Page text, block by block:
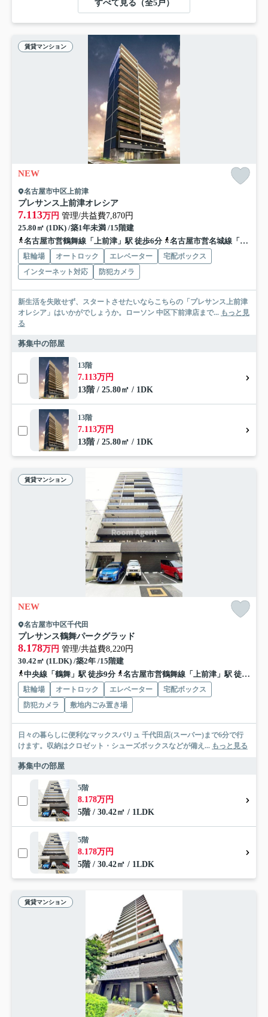
すべて見る（全5戸）
賃貸マンション
NEW
名古屋市中区上前津
プレサンス上前津オレシア
7.113万円 管理/共益費7,870円
25.80㎡ (1DK) /築1年未満 /15階建
名古屋市営鶴舞線「上前津」駅 徒歩6分
名古屋市営名城線「東別院」駅 徒歩10分
駐輪場 オートロック エレベーター
宅配ボックス
インターネット対応
防犯カメラ
新生活を失敗せず、スタートさせたいならこちらの「プレサンス上前津
オレシア」はいかがでしょうか。ローソン 中区下前津店まで... もっと見
る
募集中の部屋
13階
7.113万円
13階 / 25.80㎡ / 1DK
13階
7.113万円
13階 / 25.80㎡ / 1DK
賃貸マンション
NEW
名古屋市中区千代田
プレサンス鶴舞パークグラッド
8.178万円 管理/共益費8,220円
30.42㎡ (1LDK) /築2年 /15階建
中央線「鶴舞」駅 徒歩9分
名古屋市営鶴舞線「上前津」駅 徒歩13分
駐輪場 オートロック エレベーター
宅配ボックス
防犯カメラ
敷地内ごみ置き場
日々の暮らしに便利なマックスバリュ 千代田店(スーパー)まで6分で行
けます。収納はクロゼット・シューズボックスなどが備え... もっと見る
募集中の部屋
5階
8.178万円
5階 / 30.42㎡ / 1LDK
5階
8.178万円
5階 / 30.42㎡ / 1LDK
賃貸マンション